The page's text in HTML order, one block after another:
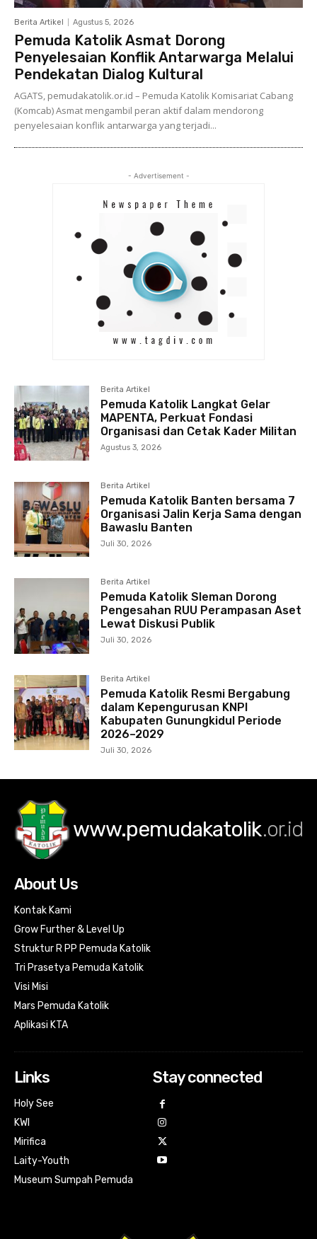
Berita Artikel Agustus 5, 2026
Pemuda Katolik Asmat Dorong
Penyelesaian Konflik Antarwarga Melalui
Pendekatan Dialog Kultural
AGATS, pemudakatolik.or.id – Pemuda Katolik Komisariat Cabang
(Komcab) Asmat mengambil peran aktif dalam mendorong
penyelesaian konflik antarwarga yang terjadi...
- Advertisement -
Berita Artikel
Pemuda Katolik Langkat Gelar
MAPENTA, Perkuat Fondasi
Organisasi dan Cetak Kader Militan
Agustus 3, 2026
Berita Artikel
Pemuda Katolik Banten bersama 7
Organisasi Jalin Kerja Sama dengan
Bawaslu Banten
Juli 30, 2026
Berita Artikel
Pemuda Katolik Sleman Dorong
Pengesahan RUU Perampasan Aset
Lewat Diskusi Publik
Juli 30, 2026
Berita Artikel
Pemuda Katolik Resmi Bergabung
dalam Kepengurusan KNPI
Kabupaten Gunungkidul Periode
2026–2029
Juli 30, 2026
www.pemudakatolik.or.id
About Us
Kontak Kami
Grow Further & Level Up
Struktur R PP Pemuda Katolik
Tri Prasetya Pemuda Katolik
Visi Misi
Mars Pemuda Katolik
Aplikasi KTA
Links
Holy See
KWI
Mirifica
Laity-Youth
Museum Sumpah Pemuda
Stay connected